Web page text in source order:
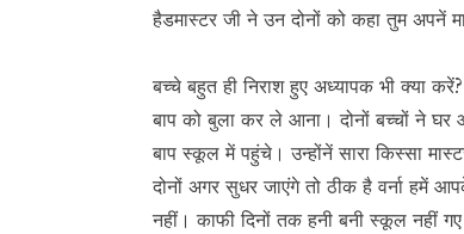
हैडमास्टर जी ने उन दोनों को कहा तुम अपनें
बच्चे बहुत ही निराश हुए अध्यापक भी क्या
बाप को बुला कर ले आना। दोनों बच्चों ने घर
बाप स्कूल में पहुंचे। उन्होंनें सारा किस्सा
दोनों अगर सुधर जाएंगे तो ठीक है वर्ना हमें
नहीं। काफी दिनों तक हनी बनी स्कूल नहीं